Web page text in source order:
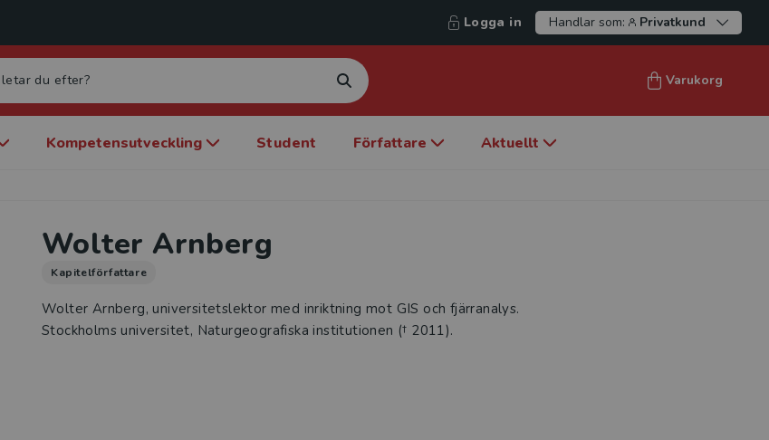
Logga in Handlar som: Privatkund
Varukorg
Kompetensutveckling Student Författare Aktuellt
Wolter Arnberg
Kapitelförfattare
Wolter Arnberg, universitetslektor med inriktning mot GIS och fjärranalys.
Stockholms universitet, Naturgeografiska institutionen († 2011).